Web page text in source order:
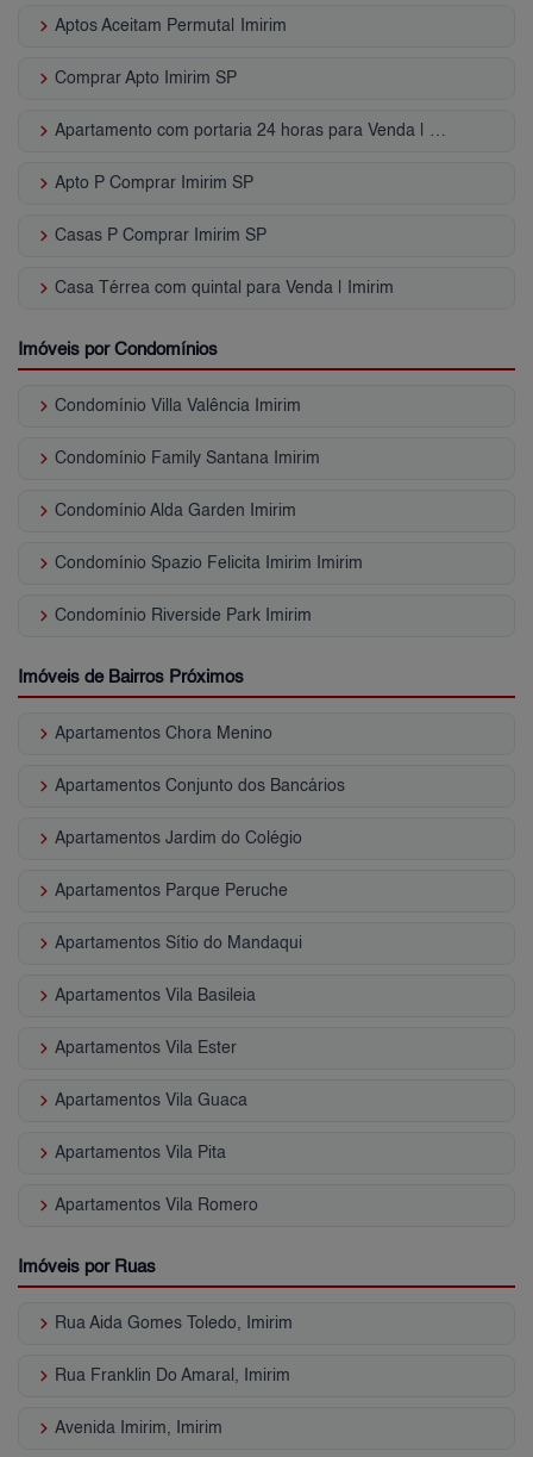
keyboard_arrow_right Aptos Aceitam Permuta| Imirim
keyboard_arrow_right Comprar Apto Imirim SP
keyboard_arrow_right
keyboard_arrow_right Apto P Comprar Imirim SP
keyboard_arrow_right Casas P Comprar Imirim SP
keyboard_arrow_right Casa Térrea com quintal para Venda | Imirim
Imóveis por Condomínios
keyboard_arrow_right Condomínio Villa Valência Imirim
keyboard_arrow_right Condomínio Family Santana Imirim
keyboard_arrow_right Condomínio Alda Garden Imirim
keyboard_arrow_right Condomínio Spazio Felicita Imirim Imirim
keyboard_arrow_right Condomínio Riverside Park Imirim
Imóveis de Bairros Próximos
keyboard_arrow_right Apartamentos Chora Menino
keyboard_arrow_right Apartamentos Conjunto dos Bancários
keyboard_arrow_right Apartamentos Jardim do Colégio
keyboard_arrow_right Apartamentos Parque Peruche
keyboard_arrow_right Apartamentos Sítio do Mandaqui
keyboard_arrow_right Apartamentos Vila Basileia
keyboard_arrow_right Apartamentos Vila Ester
keyboard_arrow_right Apartamentos Vila Guaca
keyboard_arrow_right Apartamentos Vila Pita
keyboard_arrow_right Apartamentos Vila Romero
Imóveis por Ruas
keyboard_arrow_right Rua Aida Gomes Toledo, Imirim
keyboard_arrow_right Rua Franklin Do Amaral, Imirim
keyboard_arrow_right Avenida Imirim, Imirim